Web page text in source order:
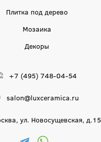
Плитка под дерево
Мозаика
Декоры
+7 (495) 748-04-54
salon@luxceramica.ru
ул. Новосущевская, д.15